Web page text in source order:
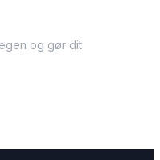
og gør dit